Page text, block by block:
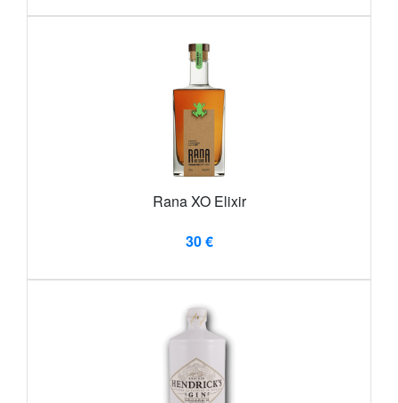
Rana XO Elixir
30 €